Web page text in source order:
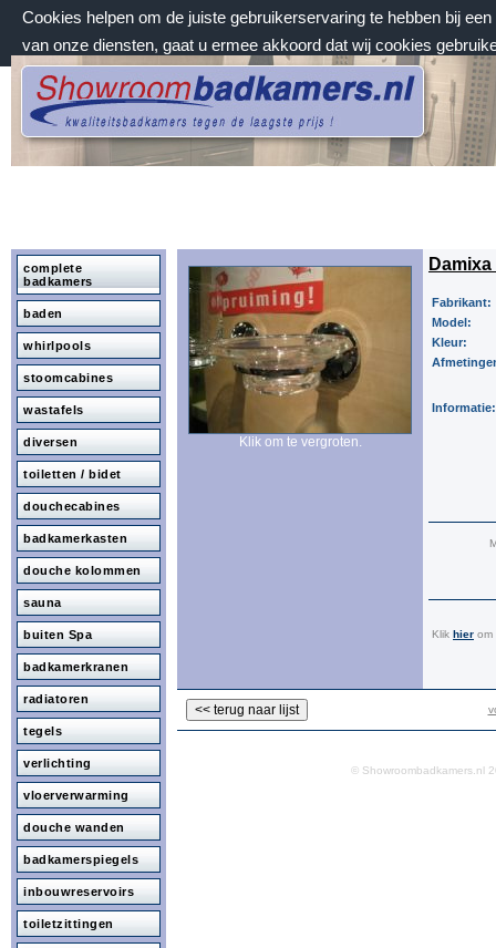
Cookies helpen om de juiste gebruikerservaring te hebben bij
van onze diensten, gaat u ermee akkoord dat wij cookies
zondag 9 augustus 2026, 13:42 uur
Welkom bij Showroombadkamers.nl
complete
badkamers
baden
whirlpools
stoomcabines
wastafels
diversen
toiletten / bidet
douchecabines
badkamerkasten
douche kolommen
sauna
buiten Spa
badkamerkranen
radiatoren
tegels
verlichting
vloerverwarming
douche wanden
badkamerspiegels
inbouwreservoirs
toiletzittingen
Klik om te vergroten.
Fabrikant:
Model:
Kleur:
Informatie:
Klik hier om
©